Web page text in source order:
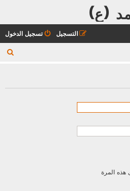
(ع)
تسجيل الدخول التسجيل
هذه المرة